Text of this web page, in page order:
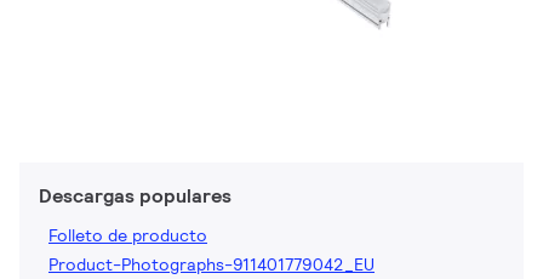
Descargas populares
Folleto de producto
Product-Photographs-911401779042_EU